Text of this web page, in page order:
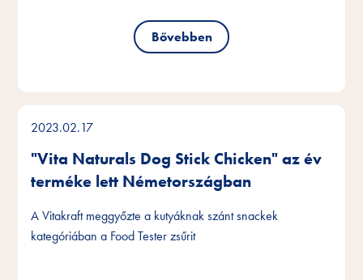
Bővebben
2023.02.17
"Vita Naturals Dog Stick Chicken" az év
terméke lett Németországban
A Vitakraft meggyőzte a kutyáknak szánt snackek
kategóriában a Food Tester zsűrit